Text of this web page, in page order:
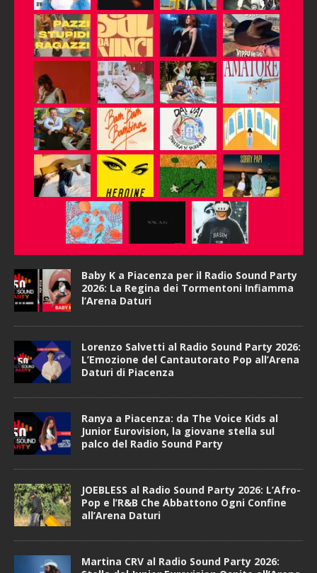
Baby K a Piacenza per il Radio Sound Party
2026: La Regina dei Tormentoni Infiamma
l’Arena Daturi
Lorenzo Salvetti al Radio Sound Party 2026:
L’Emozione del Cantautorato Pop all’Arena
Daturi di Piacenza
Ranya a Piacenza: da The Voice Kids al
Junior Eurovision, la giovane stella sul
palco del Radio Sound Party
JOEBLESS al Radio Sound Party 2026: L’Afro-
Pop e l’R&B Che Abbattono Ogni Confine
all’Arena Daturi
Martina CRV al Radio Sound Party 2026: